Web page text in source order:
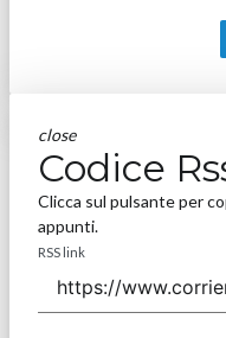
close
Codice
Clicca sul pulsante per
appunti.
RSS link